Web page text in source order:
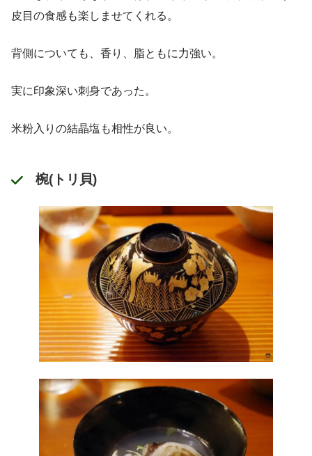
皮目の食感も楽しませてくれる。
背側についても、香り、脂ともに力強い。
実に印象深い刺身であった。
米粉入りの結晶塩も相性が良い。
椀(トリ貝)